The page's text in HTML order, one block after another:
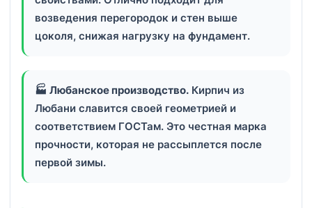
возведения перегородок и стен выше
цоколя, снижая нагрузку на фундамент.
🏭 Любанское производство. Кирпич из
Любани славится своей геометрией и
соответствием ГОСТам. Это честная марка
прочности, которая не рассыплется после
первой зимы.